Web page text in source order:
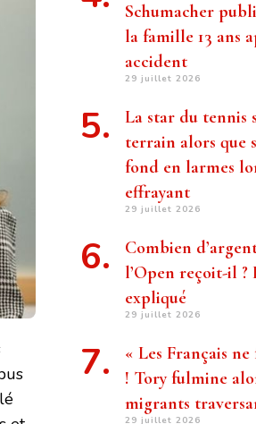
Schumacher
la famille 13 ans
accident
29 juillet 2026
La star du tennis
terrain alors que
fond en larmes
effrayant
29 juillet 2026
Combien
l’Open reçoit-il ?
expliqué
29 juillet 2026
« Les Français
! Tory fulmine
migrants
29 juillet 2026